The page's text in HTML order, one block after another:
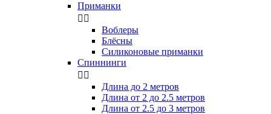
Приманки
 
Воблеры
Блёсны
Силиконовые приманки
Спиннинги
 
Длина до 2 метров
Длина от 2 до 2.5 метров
Длина от 2.5 до 3 метров